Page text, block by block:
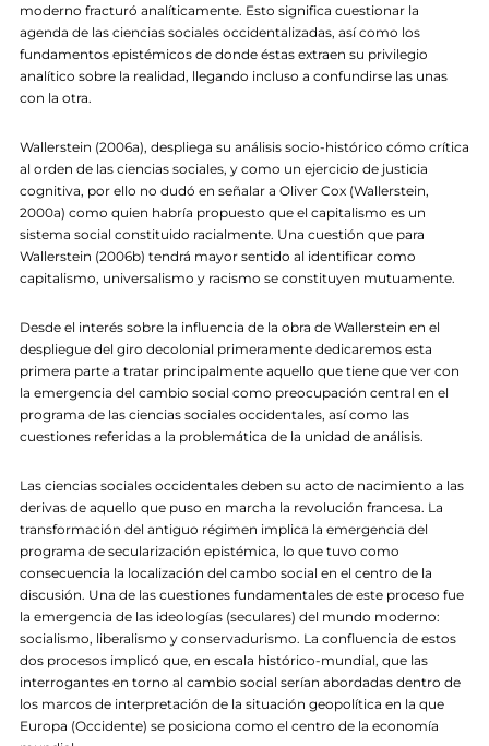
moderno fracturó analíticamente. Esto significa cuestionar la
agenda de las ciencias sociales occidentalizadas, así como los
fundamentos epistémicos de donde éstas extraen su privilegio
analítico sobre la realidad, llegando incluso a confundirse las unas
con la otra.
Wallerstein (2006a), despliega su análisis socio-histórico cómo crítica
al orden de las ciencias sociales, y como un ejercicio de justicia
cognitiva, por ello no dudó en señalar a Oliver Cox (Wallerstein,
2000a) como quien habría propuesto que el capitalismo es un
sistema social constituido racialmente. Una cuestión que para
Wallerstein (2006b) tendrá mayor sentido al identificar como
capitalismo, universalismo y racismo se constituyen mutuamente.
Desde el interés sobre la influencia de la obra de Wallerstein en el
despliegue del giro decolonial primeramente dedicaremos esta
primera parte a tratar principalmente aquello que tiene que ver con
la emergencia del cambio social como preocupación central en el
programa de las ciencias sociales occidentales, así como las
cuestiones referidas a la problemática de la unidad de análisis.
Las ciencias sociales occidentales deben su acto de nacimiento a las
derivas de aquello que puso en marcha la revolución francesa. La
transformación del antiguo régimen implica la emergencia del
programa de secularización epistémica, lo que tuvo como
consecuencia la localización del cambo social en el centro de la
discusión. Una de las cuestiones fundamentales de este proceso fue
la emergencia de las ideologías (seculares) del mundo moderno:
socialismo, liberalismo y conservadurismo. La confluencia de estos
dos procesos implicó que, en escala histórico-mundial, que las
interrogantes en torno al cambio social serían abordadas dentro de
los marcos de interpretación de la situación geopolítica en la que
Europa (Occidente) se posiciona como el centro de la economía